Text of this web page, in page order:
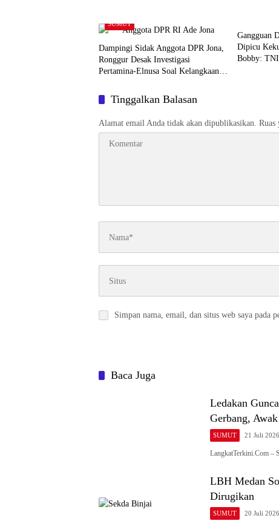
SUMUT
Dampingi Sidak Anggota DPR Jona,
Ronggur Desak Investigasi
Pertamina-Elnusa Soal Kelangkaan
Gangguan
Dipicu
Bobby:
Tinggalkan Balasan
Alamat email Anda tidak akan dipublikasikan. Ruas
Simpan nama, email, dan situs web saya pada
Baca Juga
Ledakan
Gerbang,
SUMUT 21 Juli 2026
LangkatTerkini.Com –
LBH Medan
Dirugikan
SUMUT 20 Juli 2026